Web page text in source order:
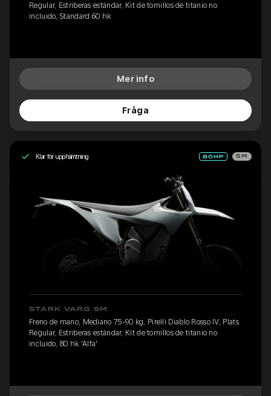
Regular, Estriberas estándar, Kit de tornillos de titanio no
incluido, Standard 60 hk
Mer info
Fråga
Klar för upphämtning SM
STARK VARG SM
Freno de mano, Mediano 75-90 kg, Pirelli Diablo Rosso IV, Plats
Regular, Estriberas estándar, Kit de tornillos de titanio no
incluido, 80 hk 'Alfa'